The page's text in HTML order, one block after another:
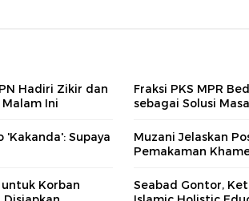
Hadiri Zikir dan
Ini
Fraksi PKS MPR
sebagai Solusi
Supaya
Muzani Jelaskan
Pemakaman
Korban
Seabad Gontor,